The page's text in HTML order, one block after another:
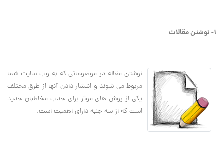
1- نوشتن مقالات
نوشتن مقاله در موضوعاتي که به وب سايت شما
مربوط مي شوند و انتشار دادن آنها از طرق مختلف
يکي از روش هاي موثر براي جذب مخاطبان جديد
است که از سه جنبه داراي اهميت است.